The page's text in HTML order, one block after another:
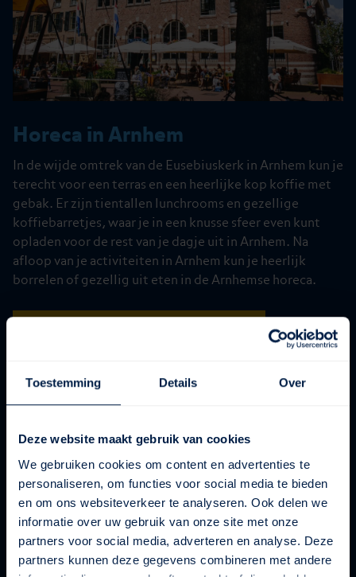
Toestemming Details Over
Deze website maakt gebruik van cookies
We gebruiken cookies om content en advertenties te
personaliseren, om functies voor social media te bieden
en om ons websiteverkeer te analyseren. Ook delen we
informatie over uw gebruik van onze site met onze
partners voor social media, adverteren en analyse. Deze
partners kunnen deze gegevens combineren met andere
Horeca in Arnhem
In de wijde omtrek van de Eusebiuskerk in Arnhem kun je
terecht voor een terras en een heerlijke kop koffie met
gebak. Er zijn tientallen lunchrooms en gezellige
koffiebarretjes, waar je in een knusse sfeer even kunt
opladen voor de rest van je dagje uit in Arnhem. Na
afloop van je activiteiten in Arnhem kun je heerlijk
borrelen of gezellig uit eten in de Arnhemse horeca.